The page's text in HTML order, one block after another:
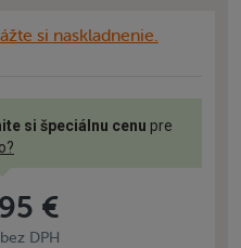
si naskladnenie.
si špeciálnu cenu pre
€
DPH